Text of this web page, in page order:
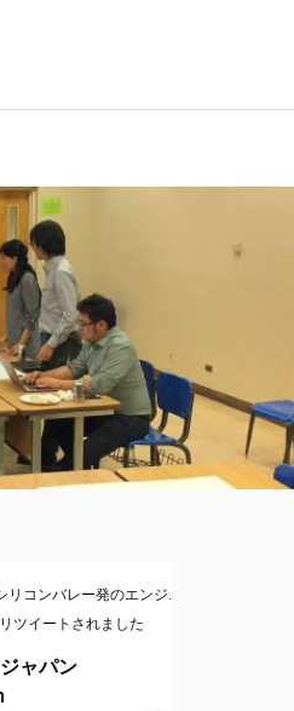
リコンバレー発のエンジニアコ
ツイートされました
ジャパン